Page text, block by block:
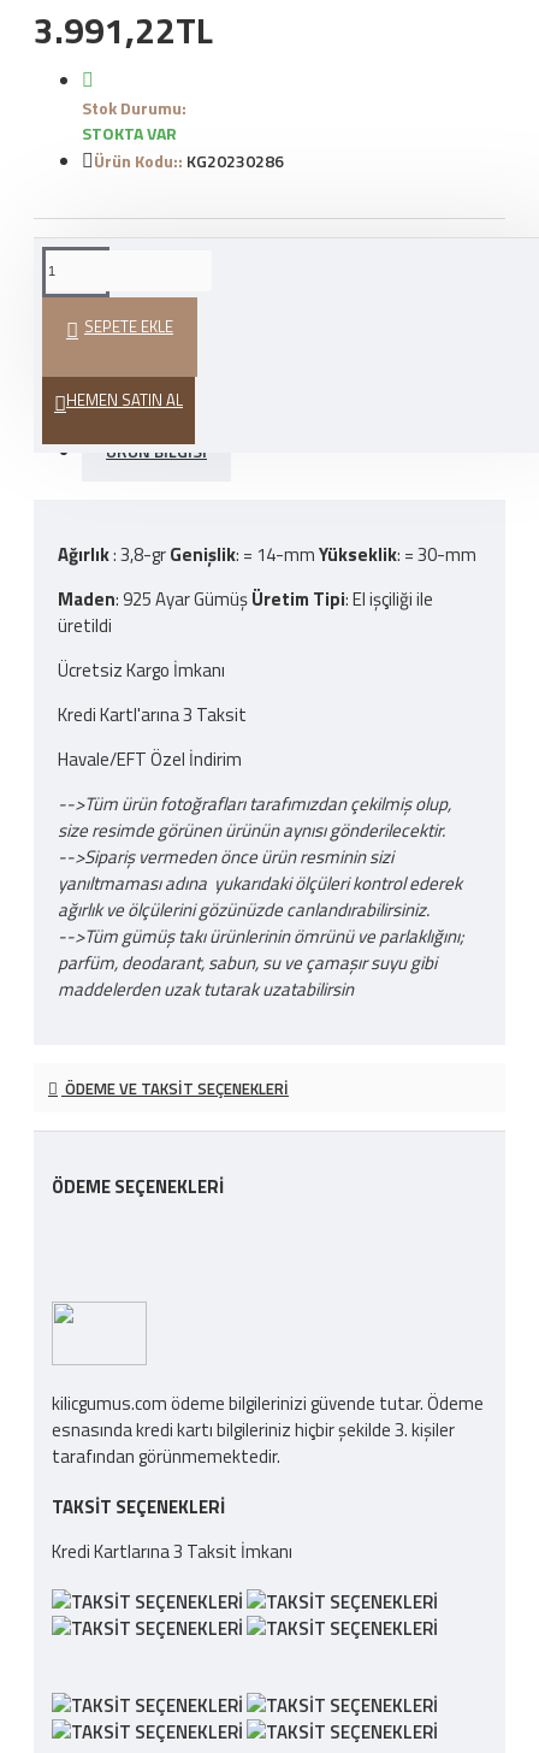
3.991,22TL
Stok Durumu:
STOKTA VAR
Ürün Kodu:: KG20230286
SEPETE EKLE
HEMEN SATIN AL
VER
HEDIYE PAKETI
ÜRÜN BILGISI
Ağırlık: 3,8-grGenişlik: = 14-mmYükseklik: = 30-mm
Maden: 925 Ayar GümüşÜretim Tipi: El işçiliği ile
üretildi
Ücretsiz Kargo İmkanı
Kredi Kartl'arına 3 Taksit
Havale/EFT Özel İndirim
-->Tüm ürün fotoğrafları tarafımızdan çekilmiş olup,
size resimde görünen ürünün aynısı gönderilecektir.
-->Sipariş vermeden önce ürün resminin sizi
yanıltmaması adına yukarıdaki ölçüleri kontrol ederek
ağırlık ve ölçülerini gözünüzde canlandırabilirsiniz.
-->Tüm gümüş takı ürünlerinin ömrünü ve parlaklığını;
parfüm, deodarant, sabun, su ve çamaşır suyu gibi
maddelerden uzak tutarak uzatabilirsin
ÖDEME VE TAKSIT SEÇENEKLERI
ÖDEME SEÇENEKLERI
kilicgumus.com ödeme bilgilerinizi güvende tutar. Ödeme
esnasında kredi kartı bilgileriniz hiçbir şekilde 3. kişiler
tarafından görünmemektedir.
TAKSIT SEÇENEKLERI
Kredi Kartlarına 3 Taksit İmkanı